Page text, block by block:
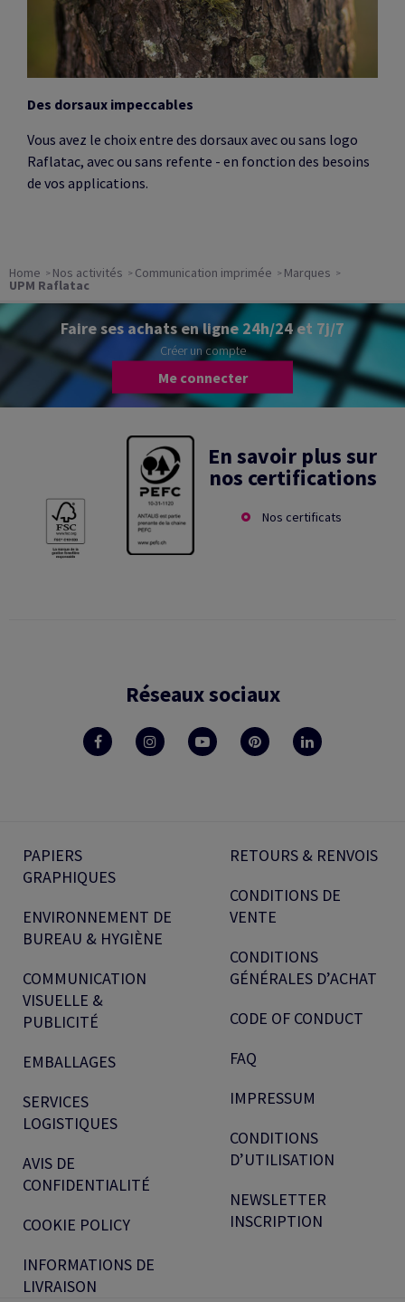
Des dorsaux impeccables
Vous avez le choix entre des dorsaux avec ou sans logo
Raflatac, avec ou sans refente - en fonction des besoins
de vos applications.
Home Nos activités Communication imprimée Marques
UPM Raflatac
Faire ses achats en ligne 24h/24 et 7j/7
Créer un compte
Me connecter
En savoir plus sur
nos certifications
Nos certificats
Réseaux sociaux
PAPIERS
GRAPHIQUES
ENVIRONNEMENT DE
BUREAU & HYGIÈNE
COMMUNICATION
VISUELLE &
PUBLICITÉ
EMBALLAGES
SERVICES
LOGISTIQUES
AVIS DE
CONFIDENTIALITÉ
COOKIE POLICY
INFORMATIONS DE
LIVRAISON
RETOURS & RENVOIS
CONDITIONS DE
VENTE
CONDITIONS
GÉNÉRALES D’ACHAT
CODE OF CONDUCT
FAQ
IMPRESSUM
CONDITIONS
D’UTILISATION
NEWSLETTER
INSCRIPTION